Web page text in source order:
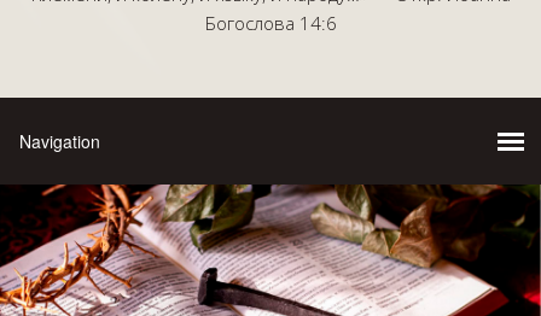
Богослова 14:6